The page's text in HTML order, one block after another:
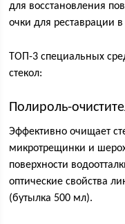
для восстановления
очки для реставрации
ТОП-3 специальных
стекол:
Полироль-
Эффективно очищает
микротрещинки и
поверхности
оптические свойства
(бутылка 500 мл).